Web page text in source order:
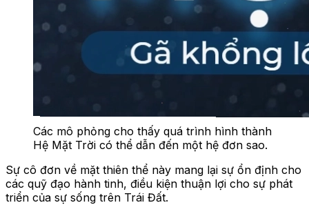
Các mô phỏng cho thấy quá trình hình thành
Hệ Mặt Trời có thể dẫn đến một hệ đơn sao.
Sự cô đơn về mặt thiên thể này mang lại sự ổn định cho
các quỹ đạo hành tinh, điều kiện thuận lợi cho sự phát
triển của sự sống trên Trái Đất.